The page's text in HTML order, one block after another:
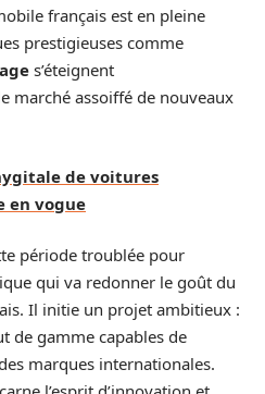
français est en pleine
prestigieuses comme
s’éteignent
marché assoiffé de nouveaux
de voitures
en vogue
période troublée pour
qui va redonner le goût du
Il initie un projet ambitieux :
de gamme capables de
marques internationales.